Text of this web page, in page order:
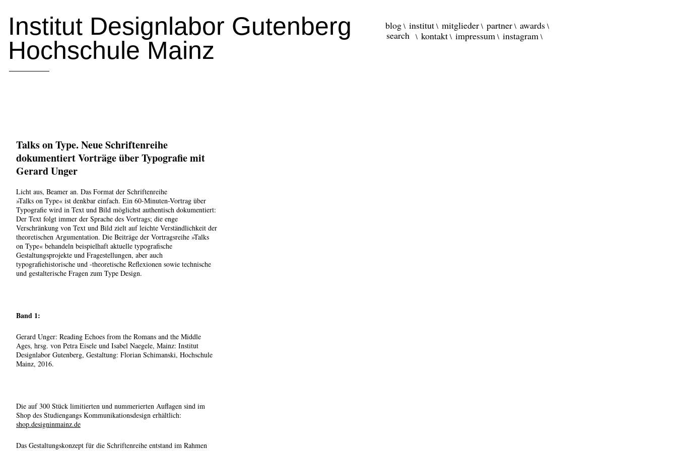
Institut Designlabor Gutenberg
Hochschule Mainz
blog institut mitglieder partner awards
\ kontakt impressum instagram
Talks on Type. Neue Schriftenreihe
dokumentiert Vorträge über Typografie mit
Gerard Unger
Licht aus, Beamer an. Das Format der Schriftenreihe
»Talks on Type« ist denkbar einfach. Ein 60-Minuten-Vortrag über
Typografie wird in Text und Bild möglichst authentisch dokumentiert:
Der Text folgt immer der Sprache des Vortrags; die enge
Verschränkung von Text und Bild zielt auf leichte Verständlichkeit der
theoretischen Argumentation. Die Beiträge der Vortragsreihe »Talks
on Type« behandeln beispielhaft aktuelle typografische
Gestaltungsprojekte und Fragestellungen, aber auch
typografiehistorische und -theoretische Reflexionen sowie technische
und gestalterische Fragen zum Type Design.
Band 1:
Gerard Unger: Reading Echoes from the Romans and the Middle
Ages, hrsg. von Petra Eisele und Isabel Naegele, Mainz: Institut
Designlabor Gutenberg, Gestaltung: Florian Schimanski, Hochschule
Mainz, 2016.
Die auf 300 Stück limitierten und nummerierten Auflagen sind im
Shop des Studiengangs Kommunikationsdesign erhältlich:
shop.designinmainz.de
Das Gestaltungskonzept für die Schriftenreihe entstand im Rahmen